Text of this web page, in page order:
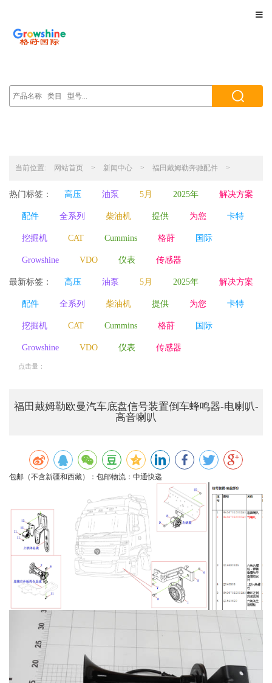
当前位置: 网站首页 > 新闻中心 > 福田戴姆勒奔驰配件 >
热门标签： 高压 油泵 5月 2025年 解决方案
配件 全系列 柴油机 提供 为您 卡特
挖掘机 CAT Cummins 格莳 国际
Growshine VDO 仪表 传感器
最新标签： 高压 油泵 5月 2025年 解决方案
配件 全系列 柴油机 提供 为您 卡特
挖掘机 CAT Cummins 格莳 国际
Growshine VDO 仪表 传感器
点击量：
福田戴姆勒欧曼汽车底盘信号装置倒车蜂鸣器-电喇叭-
高音喇叭
包邮（不含新疆和西藏）： 包邮物流： 中通快递